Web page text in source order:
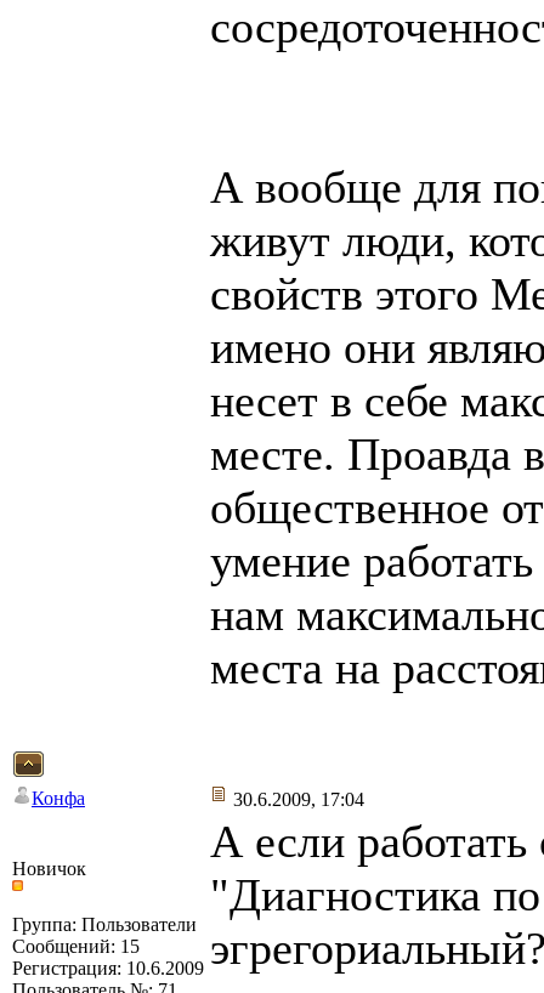
А вообще для
живут люди,
свойств этого
имено они
несет в себе
месте. Проавда
общественное
умение
нам
места на
Конфа 30.6.2009, 17:04
Новичок
Группа: Пользователи
Сообщений: 15
Регистрация: 10.6.2009
А если
"Диагностика